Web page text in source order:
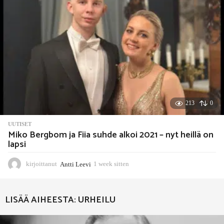
e
n
213 0
UUTISET
Miko Bergbom ja Fiia suhde alkoi 2021 – nyt heillä on
lapsi
kirjoittanut Antti Leevi 1 week sitten
LISÄÄ AIHEESTA: URHEILU